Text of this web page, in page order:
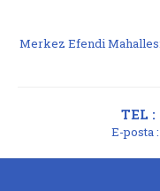
Merkez Efendi
TEL :
E-posta :